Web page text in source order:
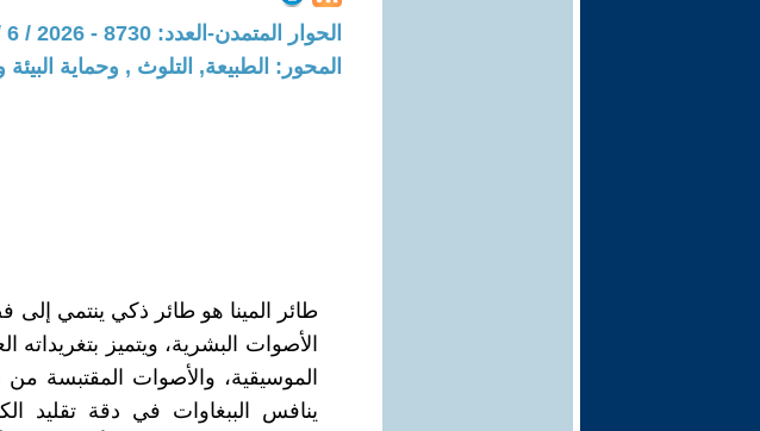
الحوار المتمدن-العدد: 8730 - 2026 / 6 / 8 - 17:30
المحور: الطبيعة, التلوث , وحماية
طائر المينا هو طائر ذكي ينتمي إلى
الأصوات البشرية، ويتميز بتغريداته
الموسيقية، والأصوات المقتبسة من
ينافس الببغاوات في دقة تقليد